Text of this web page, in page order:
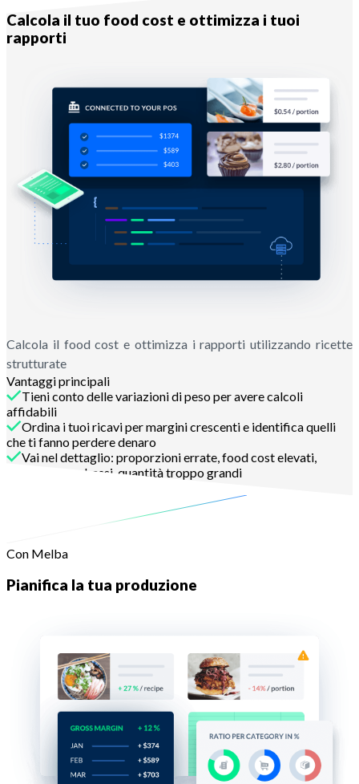
Calcola il tuo food cost e ottimizza i tuoi
rapporti
Calcola il food cost e ottimizza i rapporti utilizzando ricette
strutturate
Vantaggi principali
Tieni conto delle variazioni di peso per avere calcoli
affidabili
Ordina i tuoi ricavi per margini crescenti e identifica quelli
che ti fanno perdere denaro
Vai nel dettaglio: proporzioni errate, food cost elevati,
prezzi troppo bassi, quantità troppo grandi
Con Melba
Pianifica la tua produzione